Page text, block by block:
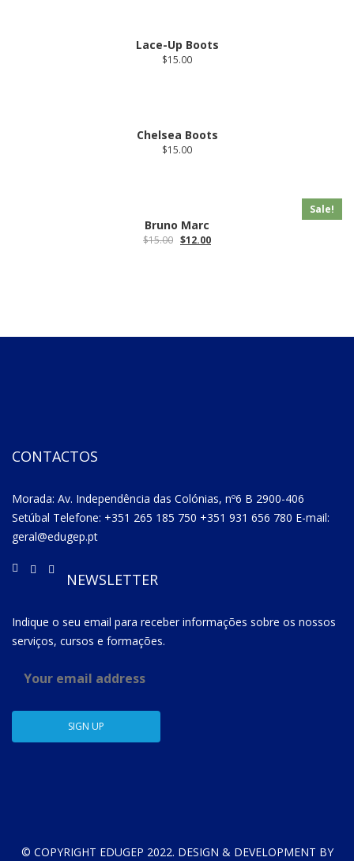
Lace-Up Boots
$15.00
Chelsea Boots
$15.00
Sale!
Bruno Marc
$15.00 $12.00
CONTACTOS
Morada: Av. Independência das Colónias, nº6 B 2900-406
Setúbal Telefone: +351 265 185 750 +351 931 656 780 E-mail:
geral@edugep.pt
NEWSLETTER
Indique o seu email para receber informações sobre os nossos
serviços, cursos e formações.
© COPYRIGHT EDUGEP 2022. DESIGN & DEVELOPMENT BY